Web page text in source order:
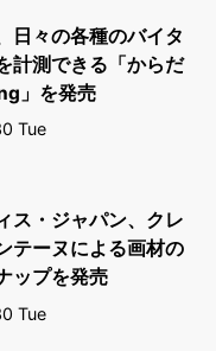
日々の各種のバイタ
計測できる「からだ
」を発売
Tue
ス・ジャパン、クレ
テーヌによる画材の
ップを発売
Tue